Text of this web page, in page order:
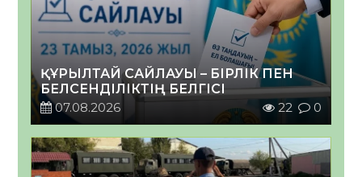
ҚҰРЫЛТАЙ САЙЛАУЫ – БІРЛІК ПЕН
БЕЛСЕНДІЛІКТІҢ БЕЛГІСІ
07.08.2026
22 0